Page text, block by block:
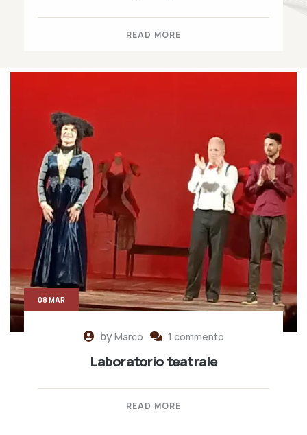
READ MORE
byMarco 1 commento
Laboratorio teatrale
READ MORE
08 MAR